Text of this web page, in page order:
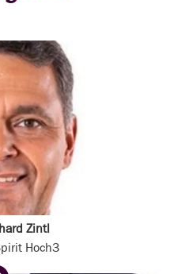
Zintl
Hoch3